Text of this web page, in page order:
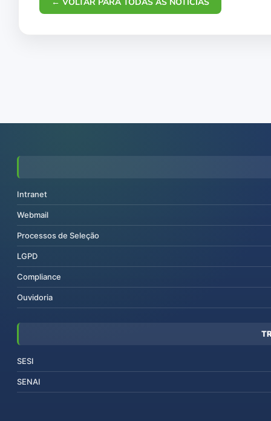
Intranet
Webmail
Processos de Seleção
LGPD
Compliance
Ouvidoria
SESI
SENAI